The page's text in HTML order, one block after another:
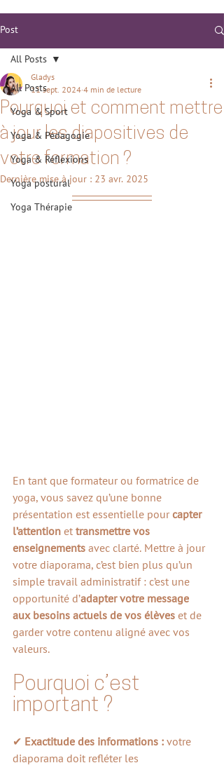
Post
All Posts
Yoga & Sport
Yoga & Pédagogie
Yoga & Réflexions
Yoga postural
Yoga Thérapie
All Posts
Pourquoi et comment mettre
à jour les diapositives de
votre formation ?
Gladys
11 sept. 2024 4 min de lecture
Dernière mise à jour : 23 avr. 2025
En tant que formateur ou formatrice de
yoga, vous savez qu’une bonne
présentation est essentielle pour capter
l’attention et transmettre vos
enseignements avec clarté. Mettre à jour
votre diaporama, c’est bien plus qu’un
simple travail administratif : c’est une
opportunité d’adapter votre message
aux besoins actuels de vos élèves et de
garder votre contenu aligné avec vos
valeurs.
Pourquoi c’est
important ?
✔ Exactitude des informations : votre
diaporama doit refléter les